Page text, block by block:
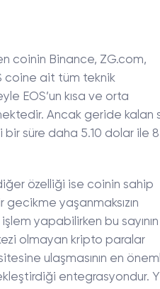
coinin Binance, ZG.com,
coine ait tüm teknik
EOS’un kısa ve orta
Ancak geride kalan
bir süre daha 5.10 dolar ile 8
özelliği ise coinin sahip
yaşanmaksızın
yapabilirken bu sayının
olmayan kripto paralar
ulaşmasının en
entegrasyondur.